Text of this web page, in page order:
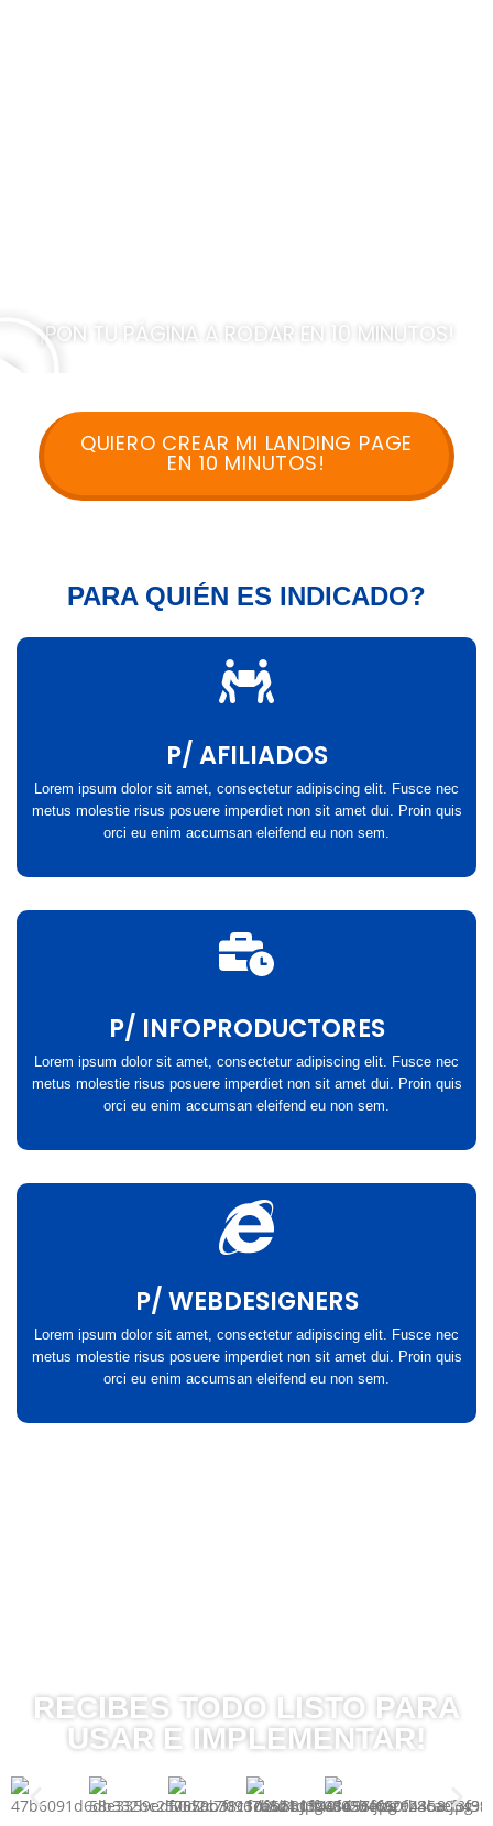
¡PON TU PÁGINA A RODAR EN 10 MINUTOS!
QUIERO CREAR MI LANDING PAGE
EN 10 MINUTOS!
PARA QUIÉN ES INDICADO?​
P/ AFILIADOS
Lorem ipsum dolor sit amet, consectetur adipiscing elit. Fusce nec
metus molestie risus posuere imperdiet non sit amet dui. Proin quis
orci eu enim accumsan eleifend eu non sem.
P/ INFOPRODUCTORES
Lorem ipsum dolor sit amet, consectetur adipiscing elit. Fusce nec
metus molestie risus posuere imperdiet non sit amet dui. Proin quis
orci eu enim accumsan eleifend eu non sem.
P/ WEBDESIGNERS
Lorem ipsum dolor sit amet, consectetur adipiscing elit. Fusce nec
metus molestie risus posuere imperdiet non sit amet dui. Proin quis
orci eu enim accumsan eleifend eu non sem.
RECIBES TODO LISTO PARA
USAR E IMPLEMENTAR!